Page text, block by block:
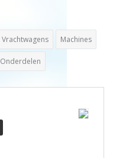
Vrachtwagens Machines
Onderdelen